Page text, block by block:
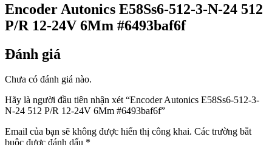
Encoder Autonics E58Ss6-512-3-N-24 512
P/R 12-24V 6Mm #6493baf6f
Đánh giá
Chưa có đánh giá nào.
Hãy là người đầu tiên nhận xét “Encoder Autonics E58Ss6-512-3-
N-24 512 P/R 12-24V 6Mm #6493baf6f”
Email của bạn sẽ không được hiển thị công khai. Các trường bắt
buộc được đánh dấu *